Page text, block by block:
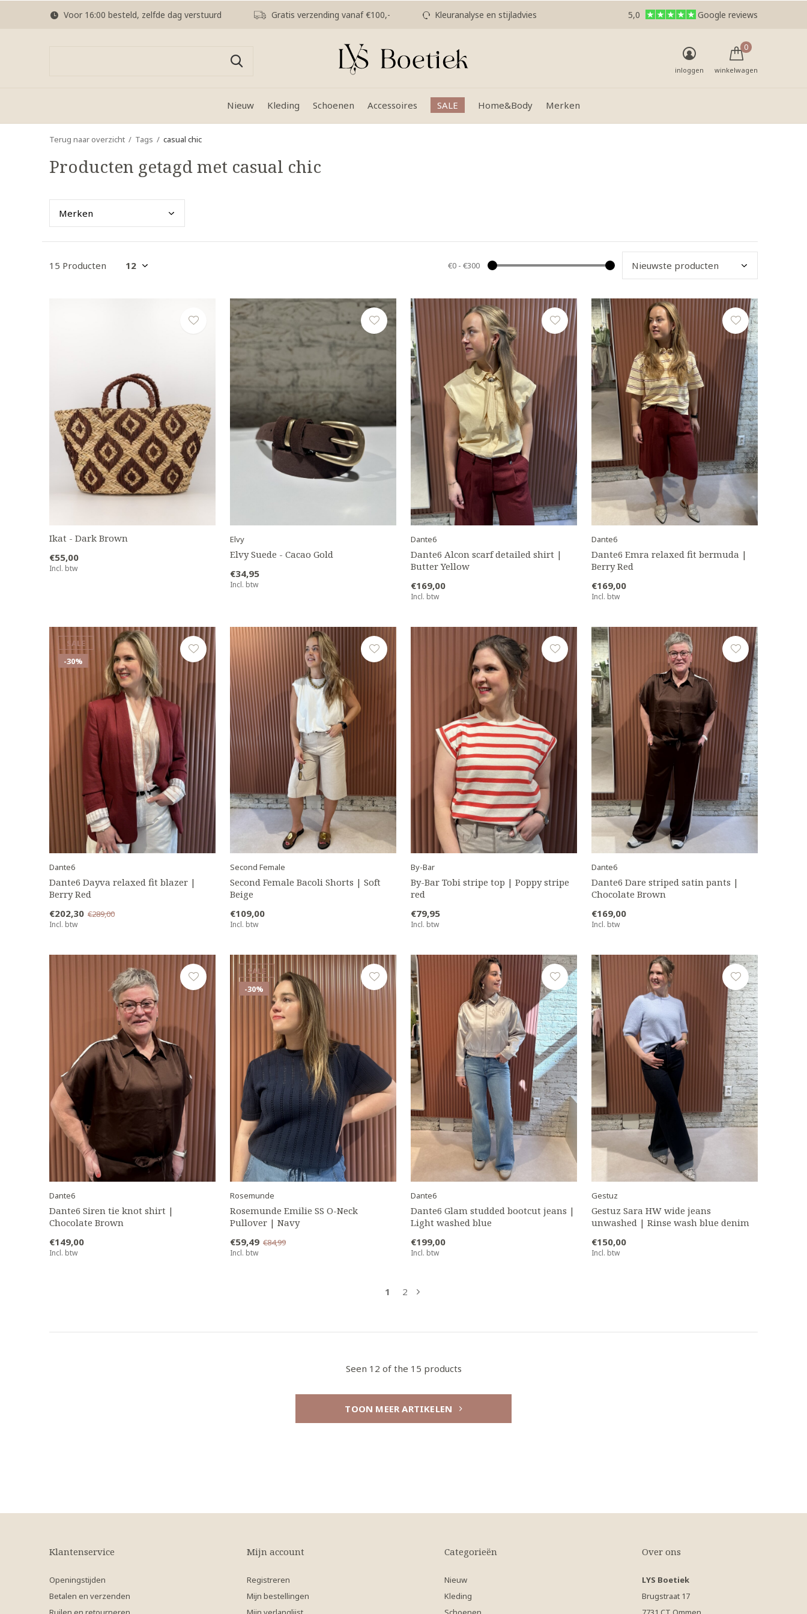
Nieuw Kleding Schoenen Accessoires SALE Home&Body Merken
inloggen winkelwagen
0
Voor 16:00 besteld, zelfde dag verstuurd Gratis verzending vanaf €100,- Kleuranalyse en stijladvies 5,0 Google reviews
Terug naar overzicht Tags casual chic
Producten getagd met casual chic
Merken
15 Producten €0- €300
Ikat - Dark Brown
€55,00
Incl. btw
Elvy
Elvy Suede - Cacao Gold
€34,95
Incl. btw
Dante6
Dante6 Alcon scarf detailed shirt |
Butter Yellow
€169,00
Incl. btw
Dante6
Dante6 Emra relaxed fit bermuda |
Berry Red
€169,00
Incl. btw
SALE
-30%
Dante6
Dante6 Dayva relaxed fit blazer |
Berry Red
€202,30 €289,00
Incl. btw
Second Female
Second Female Bacoli Shorts | Soft
Beige
€109,00
Incl. btw
By-Bar
By-Bar Tobi stripe top | Poppy stripe
red
€79,95
Incl. btw
Dante6
Dante6 Dare striped satin pants |
Chocolate Brown
€169,00
Incl. btw
Dante6
Dante6 Siren tie knot shirt |
Chocolate Brown
€149,00
Incl. btw
SALE
-30%
Rosemunde
Rosemunde Emilie SS O-Neck
Pullover | Navy
€59,49 €84,99
Incl. btw
Dante6
Dante6 Glam studded bootcut jeans |
Light washed blue
€199,00
Incl. btw
Gestuz
Gestuz Sara HW wide jeans
unwashed | Rinse wash blue denim
€150,00
Incl. btw
1 2
Seen 12 of the 15 products
TOON MEER ARTIKELEN
Klantenservice
Openingstijden
Betalen en verzenden
Mijn account
Registreren
Mijn bestellingen
Categorieën
Nieuw
Kleding
Over ons
LYS Boetiek
Brugstraat 17